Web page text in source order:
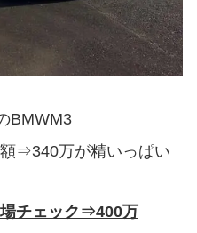
BMWM3
⇒340万が精いっぱい
チェック⇒400万